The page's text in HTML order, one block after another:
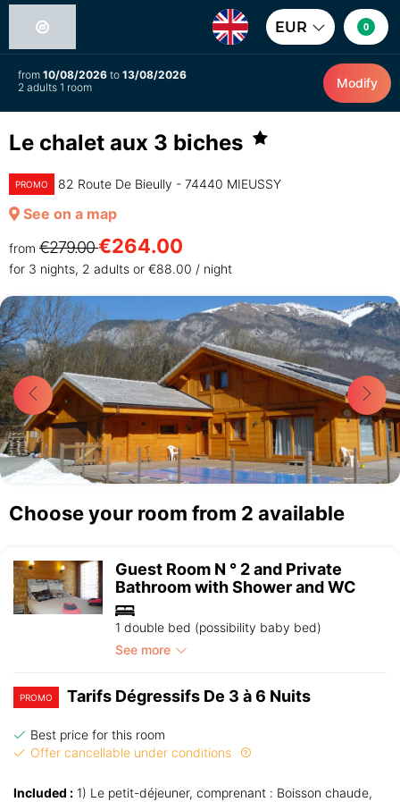
EUR 0
from 10/08/2026 to 13/08/2026
2 adults 1 room
Modify
Le chalet aux 3 biches
PROMO 82 Route De Bieully - 74440 MIEUSSY
See on a map
from €279.00€264.00
for 3 nights, 2 adults or €88.00 / night
Choose your room from 2 available
Guest Room N ° 2 and Private
Bathroom with Shower and WC
1 double bed (possibility baby bed)
See more
PROMO Tarifs Dégressifs De 3 à 6 Nuits
Best price for this room
Offer cancellable under conditions
Included : 1) Le petit-déjeuner, comprenant : Boisson chaude,